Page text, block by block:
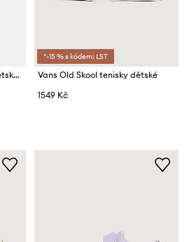
Vans tepláková souprava dětská s bavlnou Double Standard FZ Set
*-15 % s kódem: LST
Vans Old Skool tenisky dětské
1549 Kč